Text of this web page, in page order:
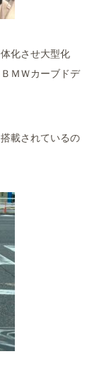
化させ大型化
ＭＷカーブドデ
載されているの